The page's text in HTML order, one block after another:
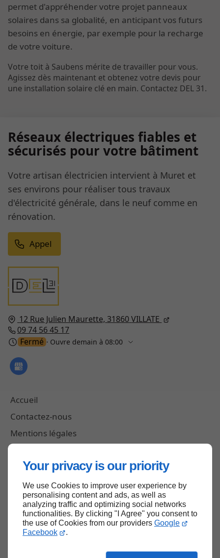
Your privacy is our priority
We use Cookies to improve user experience by
personalising content and ads, as well as
analyzing traffic and optimizing social networks
functionalities. By clicking "I Agree" you consent to
the use of Cookies from our providers Google
Facebook
.
permet d'appréhender votre projet panneaux
solaires dans sa globalité, en anticipant vos futurs
besoins en énergie, par exemple pour la recharge
de votre voiture.
Votre toit à Saubens mérite de travailler pour vous.
Agissez dès maintenant et obtenez votre devis pour
une installation solaire clé en main. Contactez DEL 31.
12 Rue Julien Maurette, 31860VILLATE
09 74 56 45 17
Fermé ⋅ Ouvre demain à 08:00
Accueil
Contactez-nous
Mentions légales
Réseaux électriques fiables et
sécurisés pour votre bâtiment
Votre artisan électricien intervient à Muret et
ses environs pour réaliser tous travaux
d'électricité générale, dans le neuf comme en
rénovation.
Appel
Haut de page